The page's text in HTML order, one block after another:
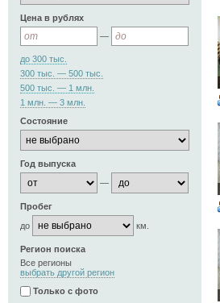
Цена в рублях
—
до 300 тыс.
300 тыс. — 500 тыс.
500 тыс. — 1 млн.
1 млн. — 3 млн.
Состояние
Год выпуска
—
Пробег
до
км.
Регион поиска
Все регионы
выбрать другой регион
Только с фото